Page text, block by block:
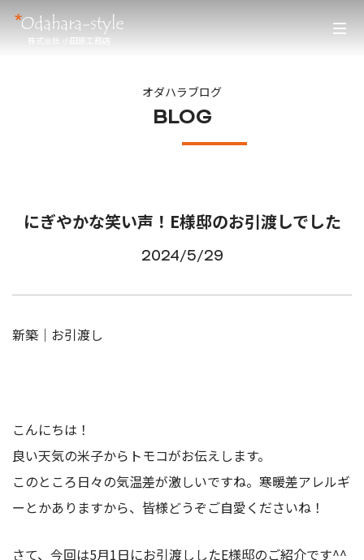
株式会社 小田原工務店
オダハラブログ
BLOG
にぎやかな笑い声！E様邸のお引渡しでした
2024/5/29
新築｜お引渡し
こんにちは！
良い天気の米子からトモコがお伝えします。
このところ日々の気温差が激しいですね。寒暖差アレルギ
ーとかありますから、皆様どうぞご自愛くださいね！
さて、今回は5月1日にお引渡ししたE様邸のご紹介です^^